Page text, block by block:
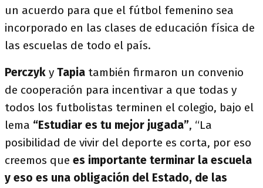
un acuerdo para que el fútbol femenino sea
incorporado en las clases de educación física de
las escuelas de todo el país.
Perczyk y Tapia también firmaron un convenio
de cooperación para incentivar a que todas y
todos los futbolistas terminen el colegio, bajo el
lema “Estudiar es tu mejor jugada”, “La
posibilidad de vivir del deporte es corta, por eso
creemos que es importante terminar la escuela
y eso es una obligación del Estado, de las